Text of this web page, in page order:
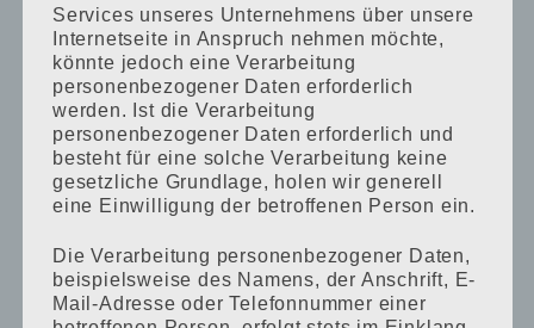
Primary
Services unseres Unternehmens über unsere
Internetseite in Anspruch nehmen möchte,
könnte jedoch eine Verarbeitung
personenbezogener Daten erforderlich
werden. Ist die Verarbeitung
personenbezogener Daten erforderlich und
besteht für eine solche Verarbeitung keine
gesetzliche Grundlage, holen wir generell
eine Einwilligung der betroffenen Person ein.
Die Verarbeitung personenbezogener Daten,
beispielsweise des Namens, der Anschrift, E-
Mail-Adresse oder Telefonnummer einer